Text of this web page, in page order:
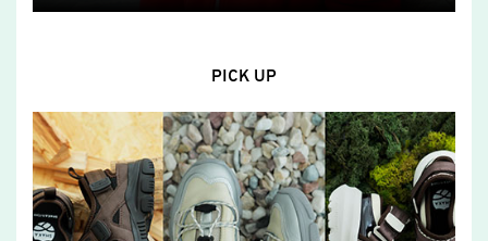
PICK UP